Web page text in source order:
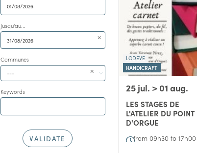
Jusqu'au...
Communes
---
Keywords
VALIDATE
LODEVE
HANDICRAFT
25 jul. > 01 aug.
LES STAGES DE
L'ATELIER DU POINT
D'ORGUE
from 09h30 to 17h00